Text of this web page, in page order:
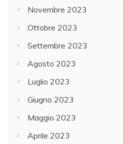
Novembre 2023
Ottobre 2023
Settembre 2023
Agosto 2023
Luglio 2023
Giugno 2023
Maggio 2023
Aprile 2023